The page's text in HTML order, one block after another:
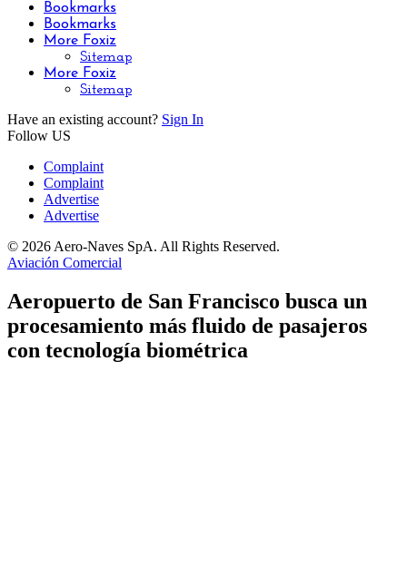
Bookmarks
Bookmarks
More Foxiz
Sitemap
More Foxiz
Sitemap
Have an existing account? Sign In
Follow US
Complaint
Complaint
Advertise
Advertise
© 2026 Aero-Naves SpA. All Rights Reserved.
Aviación Comercial
Aeropuerto de San Francisco busca un
procesamiento más fluido de pasajeros
con tecnología biométrica